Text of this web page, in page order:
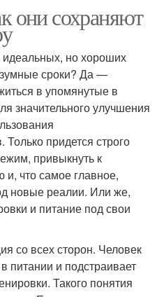
они сохраняют
идеальных, но хороших
сроки? Да —
в упомянутые в
значительного улучшения
придется строго
привыкнуть к
что самое главное,
новые реалии. Или же,
и питание под свои
со всех сторон. Человек
питании и подстраивает
Такого понятия